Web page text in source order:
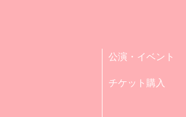
公演・イベント
チケット購入